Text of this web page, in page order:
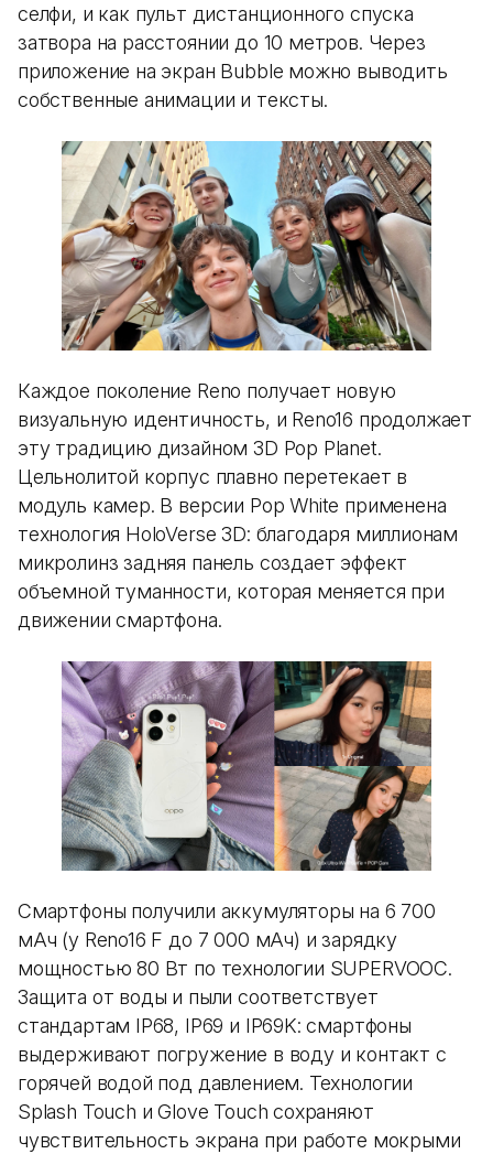
селфи, и как пульт дистанционного спуска
затвора на расстоянии до 10 метров. Через
приложение на экран Bubble можно выводить
собственные анимации и тексты.
Каждое поколение Reno получает новую
визуальную идентичность, и Reno16 продолжает
эту традицию дизайном 3D Pop Planet.
Цельнолитой корпус плавно перетекает в
модуль камер. В версии Pop White применена
технология HoloVerse 3D: благодаря миллионам
микролинз задняя панель создает эффект
объемной туманности, которая меняется при
движении смартфона.
Смартфоны получили аккумуляторы на 6 700
мАч (у Reno16 F до 7 000 мАч) и зарядку
мощностью 80 Вт по технологии SUPERVOOC.
Защита от воды и пыли соответствует
стандартам IP68, IP69 и IP69K: смартфоны
выдерживают погружение в воду и контакт с
горячей водой под давлением. Технологии
Splash Touch и Glove Touch сохраняют
чувствительность экрана при работе мокрыми